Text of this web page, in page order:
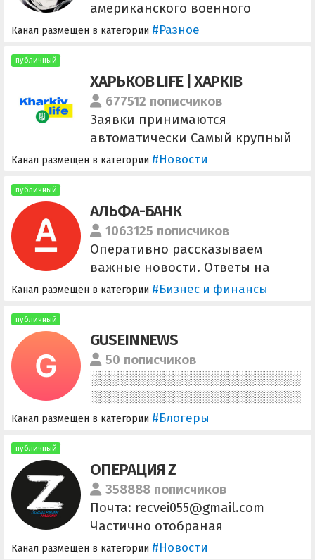
американского военного
аналитика. Цитаты, факты,
@ragnar_reklama
@politmanagertg, @KirnossOff,
@KrisPROTG Ссылка:
https://t.me/+7AFpZyf1cq5jZTMy
Канал размещен в категории #Разное
публичный
ХАРЬКОВ LIFE | ХАРКІВ
677512 пописчиков
Заявки принимаются
автоматически Самый крупный
канал Харькова и востока
приглашения друзей
https://t.me/+xz3OO6doFbM4NTli
Отправлять инфу сюда
@Kharkiv_Lifebot по рекламе
@zakaz_addbot
Канал размещен в категории #Новости
публичный
АЛЬФА-БАНК
1063125 пописчиков
Оперативно рассказываем
важные новости. Ответы на
самые популярные вопросы
Канал размещен в категории #Бизнес и финансы
публичный
GUSEINNEWS
50 пописчиков
Канал размещен в категории #Блогеры
публичный
ОПЕРАЦИЯ Z
358888 пописчиков
Почта: recvei055@gmail.com
Частично отобраная
информация. Последние
Канал размещен в категории #Новости